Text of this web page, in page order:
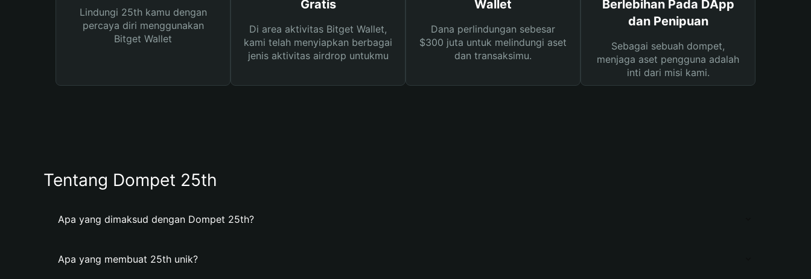
Lindungi 25th kamu dengan
percaya diri menggunakan
Bitget Wallet
Gratis
Di area aktivitas Bitget Wallet,
kami telah menyiapkan berbagai
jenis aktivitas airdrop untukmu
Wallet
Dana perlindungan sebesar
$300 juta untuk melindungi aset
dan transaksimu.
Berlebihan Pada DApp
dan Penipuan
Sebagai sebuah dompet,
menjaga aset pengguna adalah
inti dari misi kami.
Tentang Dompet 25th
Apa yang dimaksud dengan Dompet 25th?
Apa yang membuat 25th unik?